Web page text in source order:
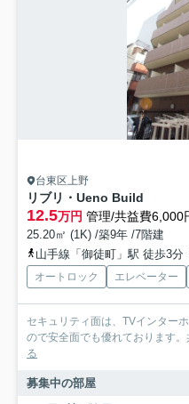
台東区上野
リブリ・Ueno Build
12.5万円 管理/共益費6,000
25.20㎡ (1K) /築9年 /7階建
山手線「御徒町」駅 徒歩3分
オートロック エレベーター
セキュリティ面は、TVインター
ので安全面でも優れております
る
募集中の部屋